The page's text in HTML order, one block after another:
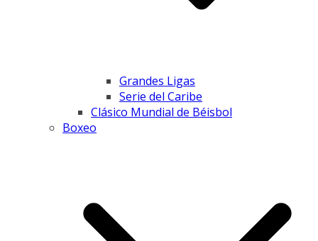
Grandes Ligas
Serie del Caribe
Clásico Mundial de Béisbol
Boxeo